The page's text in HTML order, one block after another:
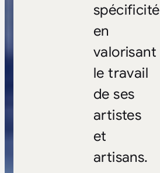
spécificité
en
valorisant
le travail
de ses
artistes
et
artisans.